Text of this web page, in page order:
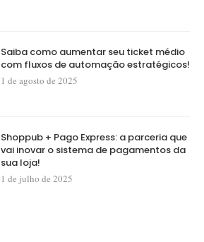
Saiba como aumentar seu ticket médio
com fluxos de automação estratégicos!
1 de agosto de 2025
Shoppub + Pago Express: a parceria que
vai inovar o sistema de pagamentos da
sua loja!
1 de julho de 2025